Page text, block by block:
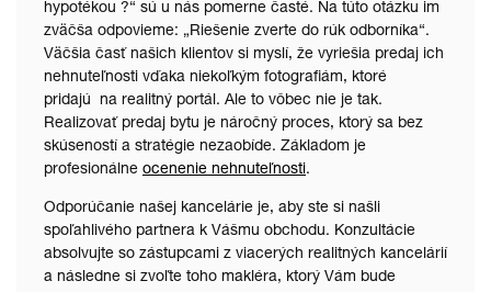
hypotékou ?“ sú u nás pomerne časté. Na túto otázku im
zväčša odpovieme: „Riešenie zverte do rúk odborníka“.
Väčšia časť našich klientov si myslí, že vyriešia predaj ich
nehnuteľnosti vďaka niekoľkým fotografiám, ktoré
pridajú na realitný portál. Ale to vôbec nie je tak.
Realizovať predaj bytu je náročný proces, ktorý sa bez
skúseností a stratégie nezaobíde. Základom je
profesionálne ocenenie nehnuteľnosti.
Odporúčanie našej kancelárie je, aby ste si našli
spoľahlivého partnera k Vášmu obchodu. Konzultácie
absolvujte so zástupcami z viacerých realitných kancelárií
a následne si zvoľte toho makléra, ktorý Vám bude